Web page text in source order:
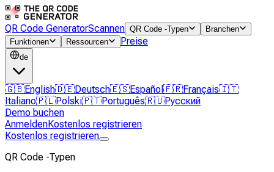
QR Code GeneratorScannen QR Code -Typen
Branchen
Funktionen
Ressourcen Preise
de
🇬🇧English🇩🇪Deutsch🇪🇸Español 🇫🇷Français🇮🇹
Italiano🇵🇱Polski🇵🇹Português🇷🇺Русский
Demo buchen
AnmeldenKostenlos registrieren
Kostenlos registrieren
QR Code -Typen